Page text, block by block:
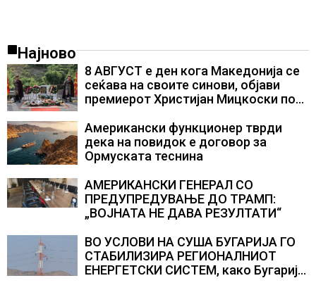
Најново
8 АВГУСТ е ден кога Македонија се
сеќава на своите синови, објави
премиерот Христијан Мицкоски по
загинувањето на десетмината
прилепски бранители
Американски функционер тврди
дека на повидок е договор за
Ормуската теснина
АМЕРИКАНСКИ ГЕНЕРАЛ СО
ПРЕДУПРЕДУВАЊЕ ДО ТРАМП:
„ВОЈНАТА НЕ ДАВА РЕЗУЛТАТИ“
ВО УСЛОВИ НА СУША БУГАРИЈА ГО
СТАБИЛИЗИРА РЕГИОНАЛНИОТ
ЕНЕРГЕТСКИ СИСТЕМ, како Бугарија